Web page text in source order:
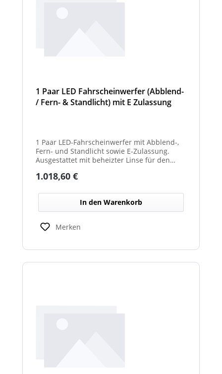
1 Paar LED Fahrscheinwerfer (Abblend-
/ Fern- & Standlicht) mit E Zulassung
1 Paar LED-Fahrscheinwerfer mit Abblend-,
Fern- und Standlicht sowie E-Zulassung.
Ausgestattet mit beheizter Linse für den
Witterungsbedingungen. Ideal zur sicheren
Arbeitsbereichen bei allen Fahrzeugtypen.
Balkenbreiten mit Scheinwerfermodulen
können geringfügig von den angegebenen
Standardbreiten abweichen. Modelle mit nur
2 Scheinwerfermodulen, können wahlweise
unbeleuchtet) haben. Die max. Anzahl der
Regulärer Preis:
1.018,60 €
In den Warenkorb
Merken